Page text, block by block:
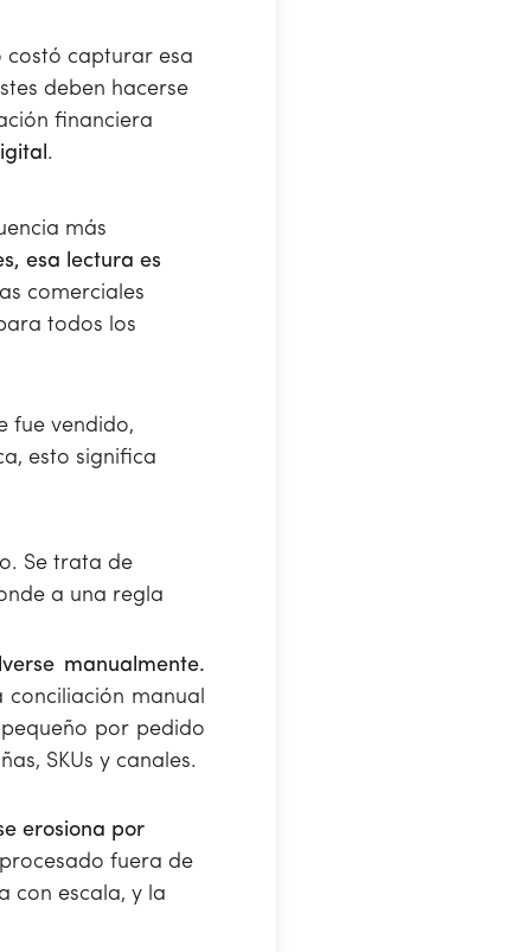
costó capturar esa
deben hacerse
financiera
.
más
esa lectura es
comerciales
todos los
fue vendido,
esto significa
Se trata de
a una regla
manualmente.
manual
por pedido
SKUs y canales.
erosiona por
fuera de
con escala, y la